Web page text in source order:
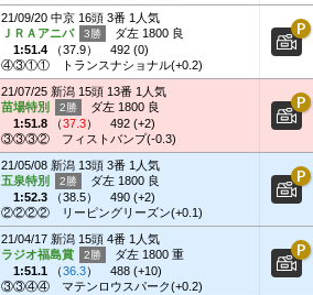
21/09/20 中京 16頭 3番 1人気
ＪＲＡアニバ
ダ左 1800 良
1:51.4 （37.9）
492 (0)
④③①①
トランスナショナル(+0.2)
21/07/25 新潟 15頭 13番 1人気
苗場特別
ダ左 1800 良
1:51.8 （37.3）
492 (+2)
③③③②
フィストバンプ(-0.3)
21/05/08 新潟 13頭 3番 1人気
五泉特別
ダ左 1800 良
1:52.3 （38.5）
490 (+2)
②②②②
リーピングリーズン(+0.1)
21/04/17 新潟 15頭 4番 1人気
ラジオ福島賞
ダ左 1800 重
1:51.1 （36.3）
488 (+10)
③③④④
マテンロウスパーク(+0.2)